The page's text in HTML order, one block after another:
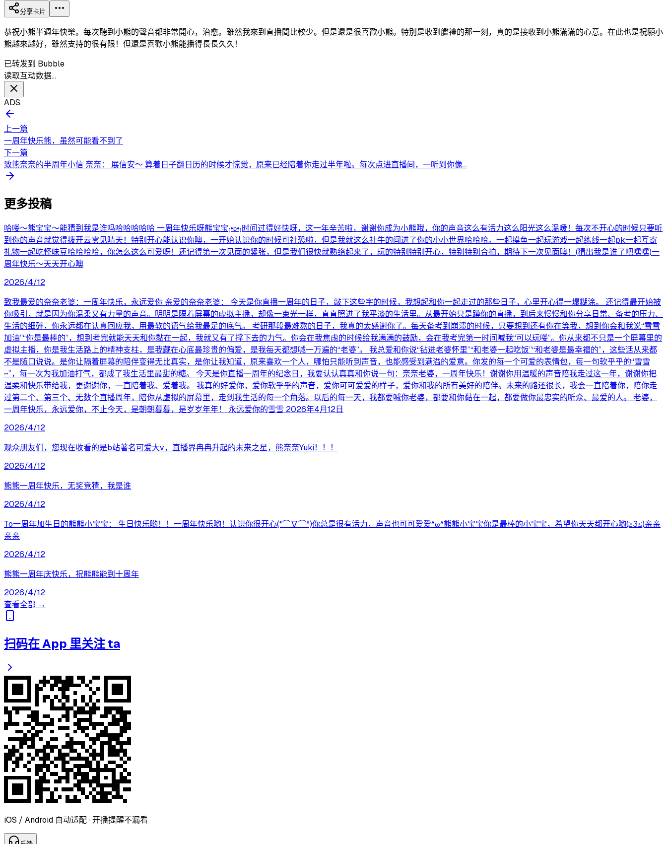
分享卡片
恭祝小熊半週年快樂。每次聽到小熊的聲音都非常開心，治愈。雖然我來到直播間比較少。但是還是很喜歡小熊。特別是收到艦禮的那一刻，真的是接收到小熊滿滿的心意。在此也是祝願小
熊越來越好，雖然支持的很有限！但還是喜歡小熊能播得長長久久！
已转发到 Bubble
读取互动数据…
ADS
上一篇
一周年快乐熊，虽然可能看不到了
下一篇
致熊奈奈的半周年小信 奈奈： 展信安～ 算着日子翻日历的时候才惊觉，原来已经陪着你走过半年啦。每次点进直播间，一听到你像...
更多投稿
哈喽～熊宝宝～能猜到我是谁吗哈哈哈哈哈 一周年快乐呀熊宝宝₍•ʚ•₎时间过得好快呀，这一年辛苦啦，谢谢你成为小熊哦，你的声音这么有活力这么阳光这么温暖！每次不开心的时候只要听
到你的声音就觉得拨开云雾见晴天！特别开心能认识你噢，一开始认识你的时候可社恐啦，但是我就这么社牛的闯进了你的小小世界哈哈哈。一起摸鱼一起玩游戏一起练线一起pk一起互寄
礼物一起吃怪味豆哈哈哈哈，你怎么这么可爱呀！还记得第一次见面的紧张，但是我们很快就熟络起来了，玩的特别特别开心，特别特别合拍，期待下一次见面噢！(猜出我是谁了吧嘿嘿)一
周年快乐～天天开心噢
2026/4/12
致我最爱的奈奈老婆：一周年快乐，永远爱你 亲爱的奈奈老婆： 今天是你直播一周年的日子，敲下这些字的时候，我想起和你一起走过的那些日子，心里开心得一塌糊涂。 还记得最开始被
你吸引，就是因为你温柔又有力量的声音。明明是隔着屏幕的虚拟主播，却像一束光一样，直直照进了我平淡的生活里。从最开始只是蹲你的直播，到后来慢慢和你分享日常、备考的压力、
生活的细碎，你永远都在认真回应我，用最软的语气给我最足的底气。 考研那段最难熬的日子，我真的太感谢你了。每天备考到崩溃的时候，只要想到还有你在等我，想到你会和我说“雪雪
加油”“你是最棒的”，想到考完就能天天和你黏在一起，我就又有了撑下去的力气。你会在我焦虑的时候给我满满的鼓励，会在我考完第一时间喊我“可以玩喽”。你从来都不只是一个屏幕里的
虚拟主播，你是我生活路上的精神支柱，是我藏在心底最珍贵的偏爱，是我每天都想喊一万遍的“老婆”。 我总爱和你说“钻进老婆怀里”“和老婆一起吃饭”“和老婆是最幸福的”，这些话从来都
不是随口说说。是你让隔着屏幕的陪伴变得无比真实，是你让我知道，原来喜欢一个人，哪怕只能听到声音，也能感受到满溢的爱意。你发的每一个可爱的表情包，每一句软乎乎的“雪雪
~”，每一次为我加油打气，都成了我生活里最甜的糖。 今天是你直播一周年的纪念日，我要认认真真和你说一句：奈奈老婆，一周年快乐！谢谢你用温暖的声音陪我走过这一年，谢谢你把
温柔和快乐带给我，更谢谢你，一直陪着我、爱着我。 我真的好爱你，爱你软乎乎的声音，爱你可可爱爱的样子，爱你和我的所有美好的陪伴。未来的路还很长，我会一直陪着你，陪你走
过第二个、第三个、无数个直播周年，陪你从虚拟的屏幕里，走到我生活的每一个角落。以后的每一天，我都要喊你老婆，都要和你黏在一起，都要做你最忠实的听众、最爱的人。 老婆，
一周年快乐，永远爱你，不止今天，是朝朝暮暮，是岁岁年年！ 永远爱你的雪雪 2026年4月12日
2026/4/12
观众朋友们，您现在收看的是b站著名可爱大v，直播界冉冉升起的未来之星，熊奈奈Yuki！！！
2026/4/12
熊熊一周年快乐，无奖竞猜，我是谁
2026/4/12
To一周年加生日的熊熊小宝宝： 生日快乐哟！！一周年快乐哟！认识你很开心(*⌒∇⌒*)你总是很有活力，声音也可可爱爱^ω^熊熊小宝宝你是最棒的小宝宝，希望你天天都开心哟(≥3≤)亲亲
亲亲
2026/4/12
熊熊一周年庆快乐，祝熊熊能到十周年
2026/4/12
查看全部 →
扫码在 App 里关注 ta
iOS / Android 自动适配 · 开播提醒不漏看